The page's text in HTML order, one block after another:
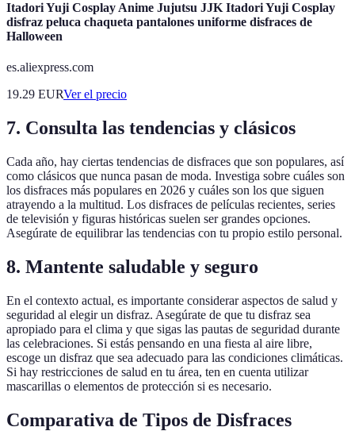
Itadori Yuji Cosplay Anime Jujutsu JJK Itadori Yuji Cosplay
disfraz peluca chaqueta pantalones uniforme disfraces de
Halloween
es.aliexpress.com
19.29 EURVer el precio
7. Consulta las tendencias y clásicos
Cada año, hay ciertas tendencias de disfraces que son populares, así
como clásicos que nunca pasan de moda. Investiga sobre cuáles son
los disfraces más populares en 2026 y cuáles son los que siguen
atrayendo a la multitud. Los disfraces de películas recientes, series
de televisión y figuras históricas suelen ser grandes opciones.
Asegúrate de equilibrar las tendencias con tu propio estilo personal.
8. Mantente saludable y seguro
En el contexto actual, es importante considerar aspectos de salud y
seguridad al elegir un disfraz. Asegúrate de que tu disfraz sea
apropiado para el clima y que sigas las pautas de seguridad durante
las celebraciones. Si estás pensando en una fiesta al aire libre,
escoge un disfraz que sea adecuado para las condiciones climáticas.
Si hay restricciones de salud en tu área, ten en cuenta utilizar
mascarillas o elementos de protección si es necesario.
Comparativa de Tipos de Disfraces